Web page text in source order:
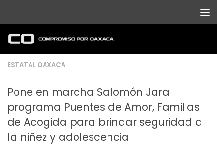
ESTATAL OAXACA
Pone en marcha Salomón Jara
programa Puentes de Amor, Familias
de Acogida para brindar seguridad a
la niñez y adolescencia